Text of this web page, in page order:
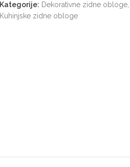
Kategorije: Dekorativne zidne obloge,
Kuhinjske zidne obloge